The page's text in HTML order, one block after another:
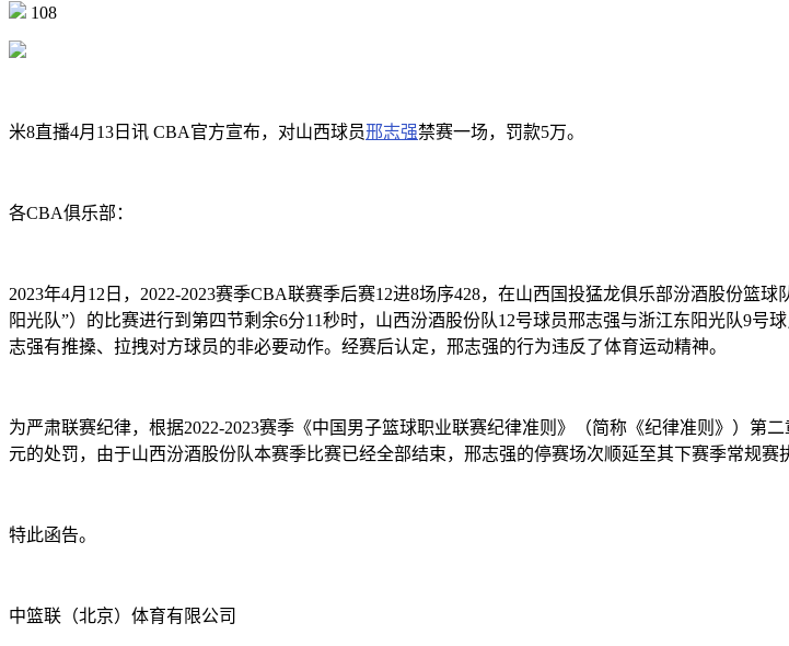
108
米8直播4月13日讯 CBA官方宣布，对山西球员邢志强禁赛一场，罚款5万。
各CBA俱乐部：
2023年4月12日，2022-2023赛季CBA联赛季后赛12进8场序428，在山西国投猛龙俱乐部汾酒股份篮
阳光队”）的比赛进行到第四节剩余6分11秒时，山西汾酒股份队12号球员邢志强与浙江东阳光队9号球
志强有推搡、拉拽对方球员的非必要动作。经赛后认定，邢志强的行为违反了体育运动精神。
为严肃联赛纪律，根据2022-2023赛季《中国男子篮球职业联赛纪律准则》（简称《纪律准则》）第
元的处罚，由于山西汾酒股份队本赛季比赛已经全部结束，邢志强的停赛场次顺延至其下赛季常规
特此函告。
中篮联（北京）体育有限公司